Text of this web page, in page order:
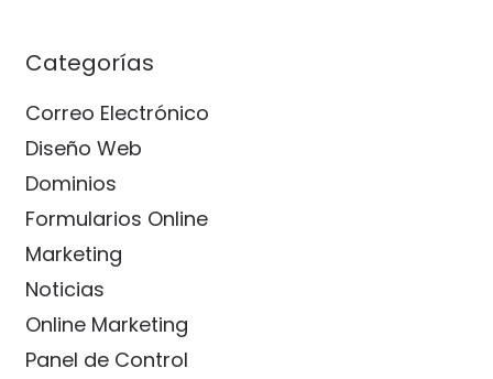
Categorías
Correo Electrónico
Diseño Web
Dominios
Formularios Online
Marketing
Noticias
Online Marketing
Panel de Control